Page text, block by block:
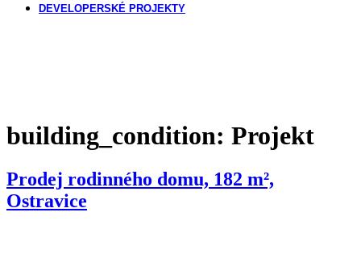
DEVELOPERSKÉ PROJEKTY
building_condition: Projekt
Prodej rodinného domu, 182 m²,
Ostravice